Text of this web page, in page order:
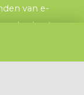
van e-
derden ter